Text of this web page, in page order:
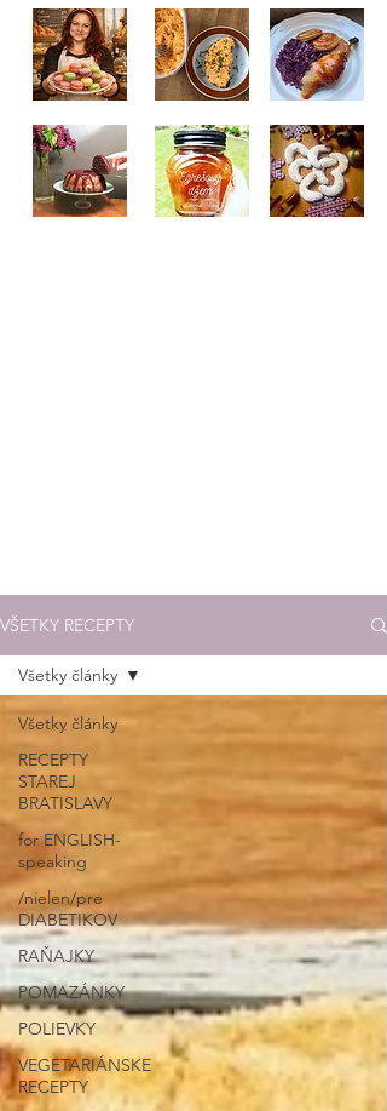
VŠETKY RECEPTY
Všetky články
RECEPTY
STAREJ
BRATISLAVY
for ENGLISH-
speaking
/nielen/pre
DIABETIKOV
RAŇAJKY
POMAZÁNKY
POLIEVKY
VEGETARIÁNSKE
RECEPTY
Všetky články